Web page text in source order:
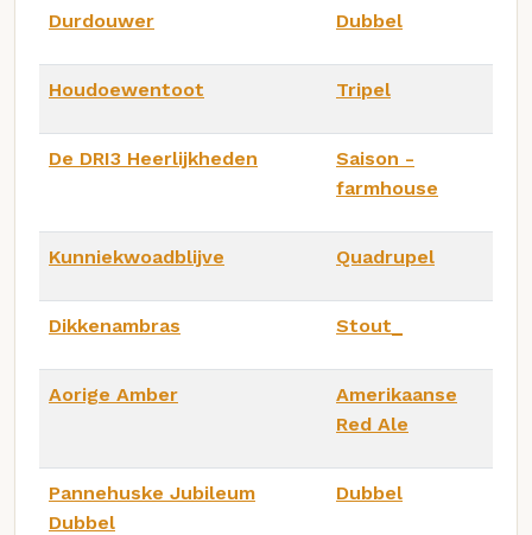
Durdouwer Dubbel
Houdoewentoot Tripel
De DRI3 Heerlijkheden
Saison -
farmhouse
Kunniekwoadblijve Quadrupel
Dikkenambras Stout_
Aorige Amber
Amerikaanse
Red Ale
Pannehuske Jubileum
Dubbel
Dubbel